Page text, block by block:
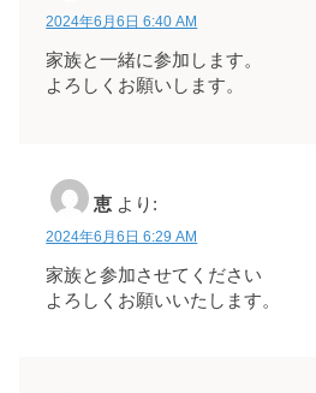
2024年6月6日 6:40 AM
家族と一緒に参加します。
よろしくお願いします。
恵 より:
2024年6月6日 6:29 AM
家族と参加させてください
よろしくお願いいたします。